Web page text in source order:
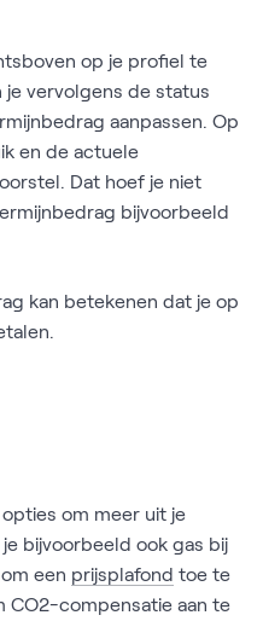
op je profiel te
je vervolgens de status
aanpassen. Op
en de actuele
Dat hoef je niet
bijvoorbeeld
kan betekenen dat je op
om meer uit je
bijvoorbeeld ook gas bij
een prijsplafond toe te
CO2-compensatie aan te